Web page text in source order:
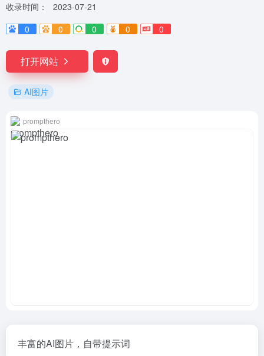
收录时间：
2023-07-21
0
0 0 0 0
打开网站
AI图片
prompthero
丰富的AI图片，自带提示词